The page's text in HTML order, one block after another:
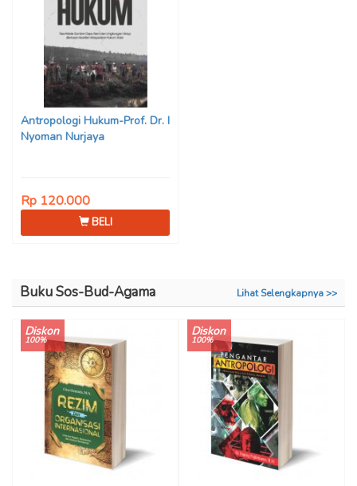
Antropologi Hukum-Prof. Dr. I
Nyoman Nurjaya
Rp 120.000
BELI
Buku Sos-Bud-Agama Lihat Selengkapnya >>
Diskon
100%
Diskon
100%